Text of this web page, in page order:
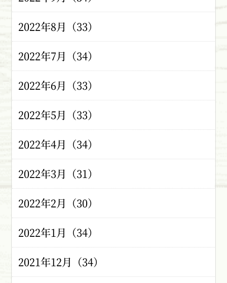
2022年8月（33）
2022年7月（34）
2022年6月（33）
2022年5月（33）
2022年4月（34）
2022年3月（31）
2022年2月（30）
2022年1月（34）
2021年12月（34）